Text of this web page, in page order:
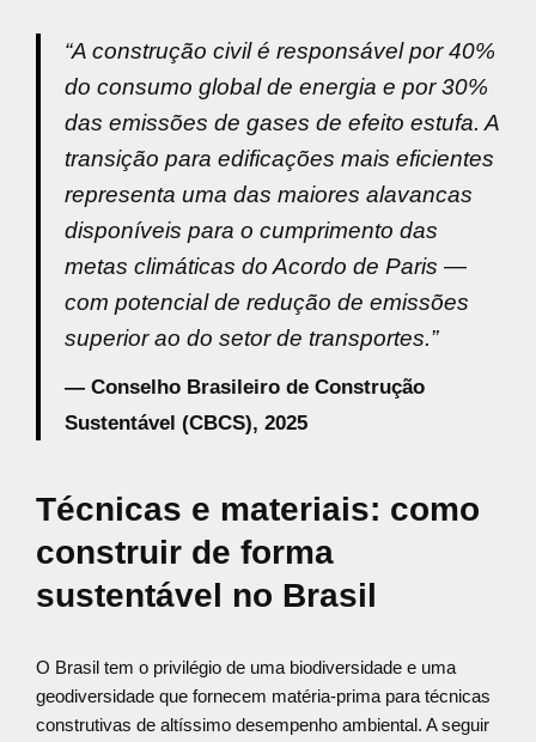
“A construção civil é responsável por 40%
do consumo global de energia e por 30%
das emissões de gases de efeito estufa. A
transição para edificações mais eficientes
representa uma das maiores alavancas
disponíveis para o cumprimento das
metas climáticas do Acordo de Paris —
com potencial de redução de emissões
superior ao do setor de transportes.”
— Conselho Brasileiro de Construção
Sustentável (CBCS), 2025
Técnicas e materiais: como
construir de forma
sustentável no Brasil
O Brasil tem o privilégio de uma biodiversidade e uma
geodiversidade que fornecem matéria-prima para técnicas
construtivas de altíssimo desempenho ambiental. A seguir